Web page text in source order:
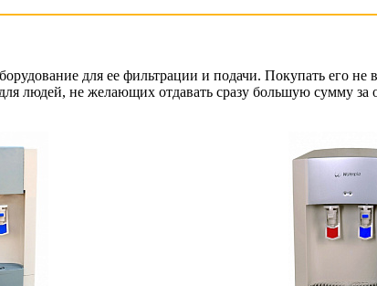
для ее фильтрации и подачи. Покупать его не
людей, не желающих отдавать сразу большую сумму